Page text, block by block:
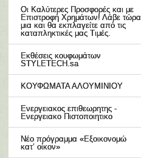
Οι Καλύτερες Προσφορές και με
Επιστροφή Χρημάτων! Λάβε τώρα
μια και θα εκπλαγείτε από τις
καταπληκτικές μας Τιμές.
Εκθέσεις κουφωμάτων
STYLETECH.sa
ΚΟΥΦΩΜΑΤΑ ΑΛΟΥΜΙΝΙΟΥ
Ενεργειακος επιθεωρητης -
Ενεργειακο Πιστοποιητικο
Νέο πρόγραμμα «Εξοικονομώ
κατ’ οίκον»